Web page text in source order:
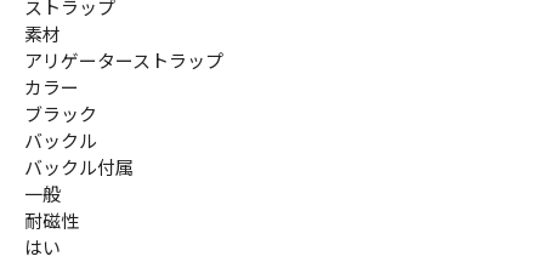
ストラップ
素材
アリゲーターストラップ
カラー
ブラック
バックル
バックル付属
一般
耐磁性
はい